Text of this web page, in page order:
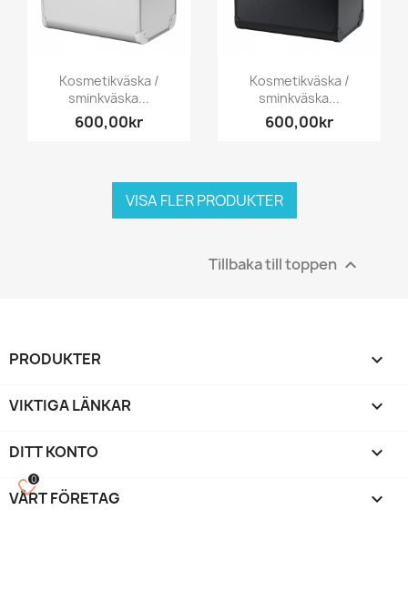
Kosmetikväska /
sminkväska...
600,00kr
Kosmetikväska /
sminkväska...
600,00kr
VISA FLER PRODUKTER
Tillbaka till toppen 
PRODUKTER 
VIKTIGA LÄNKAR 
DITT KONTO 
VÅRT FÖRETAG keyboard_arrow_down
favorite_border
0